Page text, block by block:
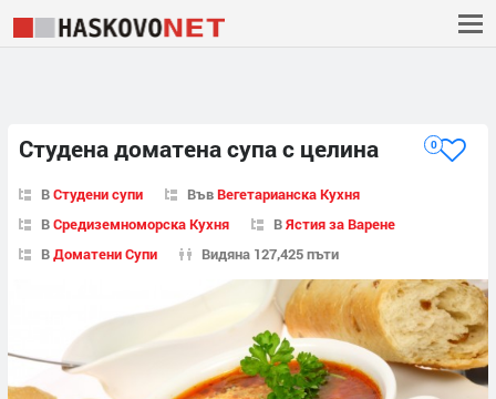
Студена доматена супа с целина 0
ВСтудени супи ВъвВегетарианска Кухня
ВСредиземноморска Кухня ВЯстия за Варене
ВДоматени Супи Видяна 127,425 пъти